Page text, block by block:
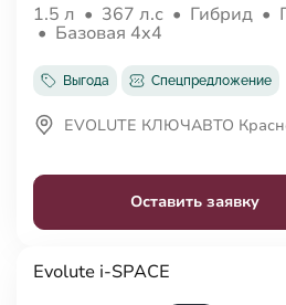
1.5 л • 367 л.с • Гибрид •
• Базовая 4x4
Выгода Спецпредложение
Оставить заявку
EVOLUTE КЛЮЧАВТО
Evolute i-SPACE